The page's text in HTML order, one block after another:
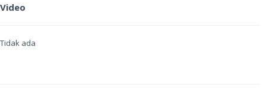
Video
Tidak ada